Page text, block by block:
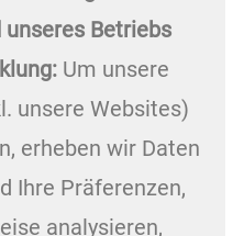
Betriebs
Um unsere
unsere Websites)
erheben wir Daten
Ihre Präferenzen,
analysieren,